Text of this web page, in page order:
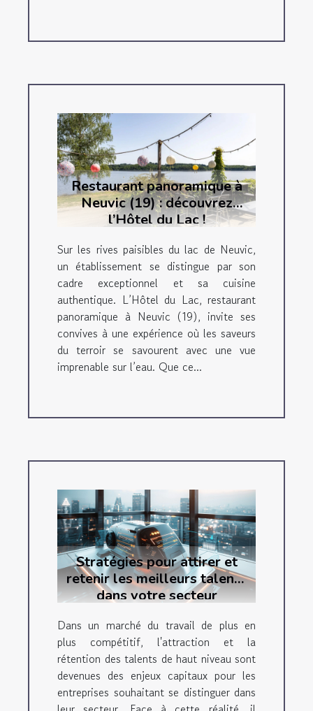
Restaurant panoramique à
Neuvic (19) : découvrez
l’Hôtel du Lac !
Sur les rives paisibles du lac de Neuvic,
un établissement se distingue par son
cadre exceptionnel et sa cuisine
authentique. L’Hôtel du Lac, restaurant
panoramique à Neuvic (19), invite ses
convives à une expérience où les saveurs
du terroir se savourent avec une vue
imprenable sur l’eau. Que ce...
Stratégies pour attirer et
retenir les meilleurs talents
dans votre secteur
Dans un marché du travail de plus en
plus compétitif, l'attraction et la
rétention des talents de haut niveau sont
devenues des enjeux capitaux pour les
entreprises souhaitant se distinguer dans